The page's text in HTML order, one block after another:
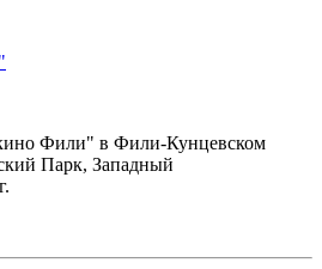
Фили" в Фили-Кунцевском
Парк, Западный